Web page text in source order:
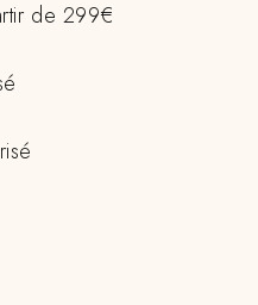
de 299€